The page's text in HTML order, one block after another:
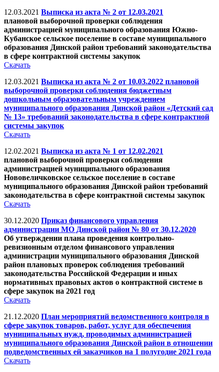
12.03.2021 Выписка из акта № 2 от 12.03.2021
плановой выборочной проверки соблюдения
администрацией муниципального образования Южно-
Кубанское сельское поселение в составе муниципального
образования Динской район требований законодательства
в сфере контрактной системы закупок
Скачать
12.03.2021 Выписка из акта № 2 от 10.03.2022 плановой
выборочной проверки соблюдения бюджетным
дошкольным образовательным учреждением
муниципального образования Динской район «Детский сад
№ 13» требований законодательства в сфере контрактной
системы закупок
Скачать
12.02.2021 Выписка из акта № 1 от 12.02.2021
плановой выборочной проверки соблюдения
администрацией муниципального образования
Нововеличковское сельское поселение в составе
муниципального образования Динской район требований
законодательства в сфере контрактной системы закупок
Скачать
30.12.2020 Приказ финансового управления
администрации МО Динской район № 80 от 30.12.2020
Об утверждении плана проведения контрольно-
ревизионным отделом финансового управления
администрации муниципального образования Динской
район плановых проверок соблюдения требований
законодательства Российской Федерации и иных
нормативных правовых актов о контрактной системе в
сфере закупок на 2021 год
Скачать
21.12.2020 План мероприятий ведомственного контроля в
сфере закупок товаров, работ, услуг для обеспечения
муниципальных нужд, проводимых администрацией
муниципального образования Динской район в отношении
подведомственных ей заказчиков на 1 полугодие 2021 года
Скачать